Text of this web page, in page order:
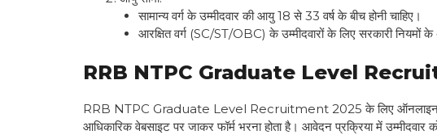
सामान्य वर्ग के उम्मीदवार की आयु 18 से 33 वर्ष के बीच होनी चाहिए।
आरक्षित वर्ग (SC/ST/OBC) के उम्मीदवारों के लिए सरकारी नियमों
RRB NTPC Graduate Level
RRB NTPC Graduate Level Recruitment 2025 के लिए ऑनलाइन
आधिकारिक वेबसाइट पर जाकर फॉर्म भरना होता है। आवेदन प्रक्रिया में उम्मीदवार